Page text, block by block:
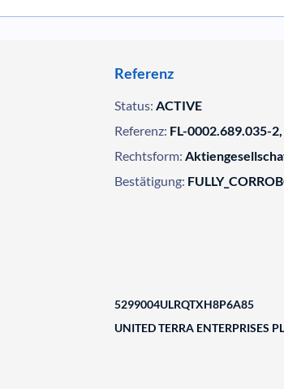
Referenz
Status: ACTIVE
Referenz: FL-0002.689.035-
Rechtsform:
Bestätigung:
5299004ULRQTXH8P6A85
UNITED TERRA ENTERPRISES